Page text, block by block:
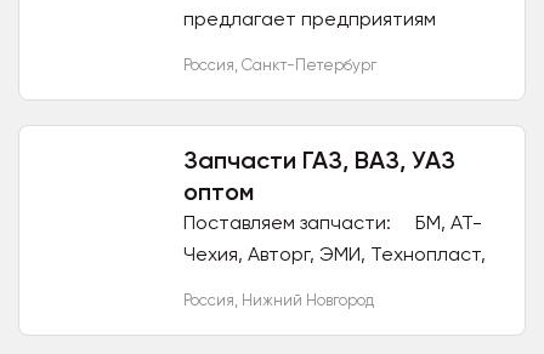
предлагает предприятиям
Федерального округа системные
Россия, Санкт-Петербург
Запчасти ГАЗ, ВАЗ, УАЗ
оптом
Поставляем запчасти: БМ, АТ-
Чехия, Авторг, ЭМИ, Технопласт,
Автомагнат, КААЗ, ГАЗ, ЗМЗ, УАЗ,
Россия, Нижний Новгород